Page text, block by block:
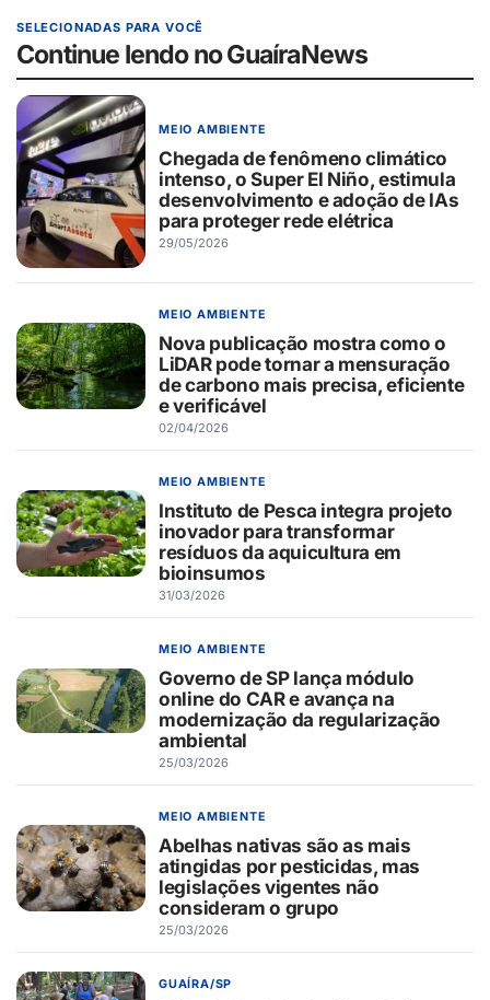
SELECIONADAS PARA VOCÊ
Continue lendo no GuaíraNews
MEIO AMBIENTE
Chegada de fenômeno climático
intenso, o Super El Niño, estimula
desenvolvimento e adoção de IAs
para proteger rede elétrica
29/05/2026
MEIO AMBIENTE
Nova publicação mostra como o
LiDAR pode tornar a mensuração
de carbono mais precisa, eficiente
e verificável
02/04/2026
MEIO AMBIENTE
Instituto de Pesca integra projeto
inovador para transformar
resíduos da aquicultura em
bioinsumos
31/03/2026
MEIO AMBIENTE
Governo de SP lança módulo
online do CAR e avança na
modernização da regularização
ambiental
25/03/2026
MEIO AMBIENTE
Abelhas nativas são as mais
atingidas por pesticidas, mas
legislações vigentes não
consideram o grupo
25/03/2026
GUAÍRA/SP